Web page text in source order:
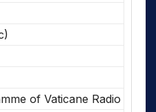
of Vaticane Radio